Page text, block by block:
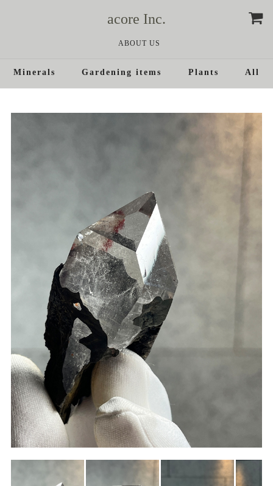
acore Inc.
ABOUT US
Minerals Gardening items Plants All